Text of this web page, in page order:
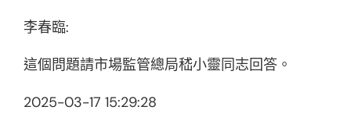
李春臨:
這個問題請市場監管總局嵇小靈同志回答。
2025-03-17 15:29:28